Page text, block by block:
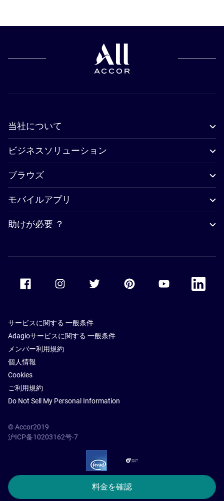
料金を確認
当社について
ビジネスソリューション
ブラウズ
モバイルアプリ
助けが必要 ？
Accor Youtube
Accor
サービスに関する 一般条件
Adagioサービスに関する 一般条件
メンバー利用規約
個人情報
Cookies
ご利用規約
Do Not Sell My Personal Information
© Accor2019
沪ICP备10203162号-7